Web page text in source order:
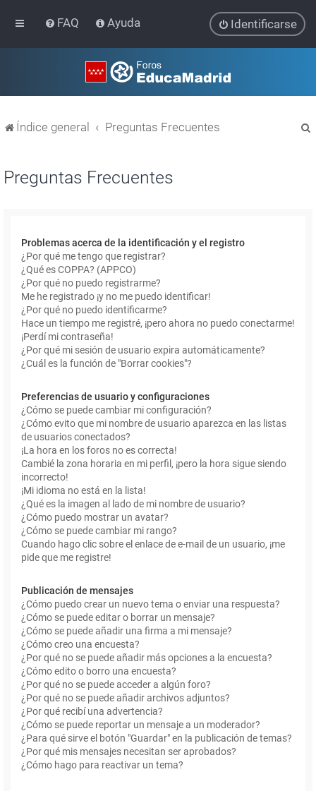
FAQ Ayuda Identificarse
Índice general Preguntas Frecuentes
Preguntas Frecuentes
Problemas acerca de la identificación y el registro
¿Por qué me tengo que registrar?
¿Qué es COPPA? (APPCO)
¿Por qué no puedo registrarme?
Me he registrado ¡y no me puedo identificar!
¿Por qué no puedo identificarme?
Hace un tiempo me registré, ¡pero ahora no puedo conectarme!
¡Perdí mi contraseña!
¿Por qué mi sesión de usuario expira automáticamente?
¿Cuál es la función de "Borrar cookies"?
Preferencias de usuario y configuraciones
¿Cómo se puede cambiar mi configuración?
¿Cómo evito que mi nombre de usuario aparezca en las listas
de usuarios conectados?
¡La hora en los foros no es correcta!
Cambié la zona horaria en mi perfil, ¡pero la hora sigue siendo
incorrecto!
¡Mi idioma no está en la lista!
¿Qué es la imagen al lado de mi nombre de usuario?
¿Cómo puedo mostrar un avatar?
¿Cómo se puede cambiar mi rango?
Cuando hago clic sobre el enlace de e-mail de un usuario, ¡me
pide que me registre!
Publicación de mensajes
¿Cómo puedo crear un nuevo tema o enviar una respuesta?
¿Cómo se puede editar o borrar un mensaje?
¿Cómo se puede añadir una firma a mi mensaje?
¿Cómo creo una encuesta?
¿Por qué no se puede añadir más opciones a la encuesta?
¿Cómo edito o borro una encuesta?
¿Por qué no se puede acceder a algún foro?
¿Por qué no se puede añadir archivos adjuntos?
¿Por qué recibí una advertencia?
¿Cómo se puede reportar un mensaje a un moderador?
¿Para qué sirve el botón "Guardar" en la publicación de temas?
¿Por qué mis mensajes necesitan ser aprobados?
¿Cómo hago para reactivar un tema?